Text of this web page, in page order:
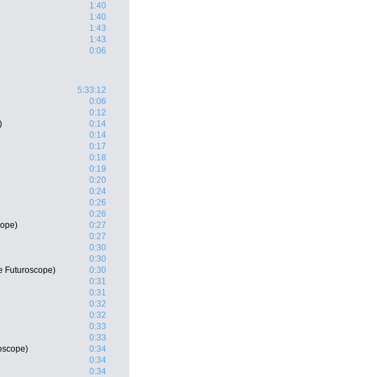
1:40
1:40
1:43
1:43
0:06
5:33:12
0:06
0:12
0:14
0:14
0:17
0:18
0:19
0:20
0:24
0:26
0:26
0:27
0:27
0:30
0:30
Futuroscope)
0:30
0:31
0:31
0:32
0:32
0:33
0:33
0:34
0:34
0:34